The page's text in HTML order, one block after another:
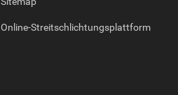
Online-Streitschlichtungsplattform